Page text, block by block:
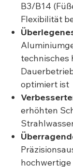
B3/B14
Flexibilität
technisches
optimiert ist
erhöhten